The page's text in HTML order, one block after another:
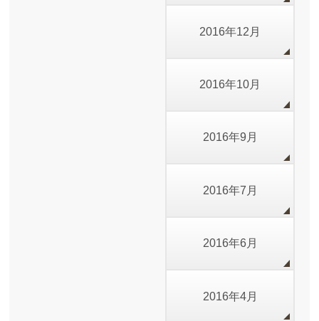
2016年12月
2016年10月
2016年9月
2016年7月
2016年6月
2016年4月